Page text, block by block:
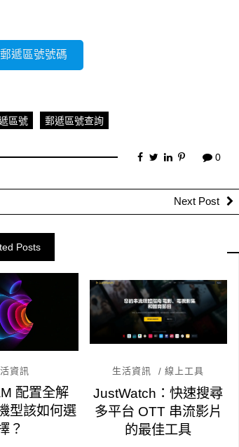
遞區號號碼
區號 郵遞區號查詢
0
Next Post
Posts
資訊
配置全解
型該如何選
？
生活資訊 線上工具
JustWatch：快速搜尋
多平台 OTT 串流影片
的最佳工具